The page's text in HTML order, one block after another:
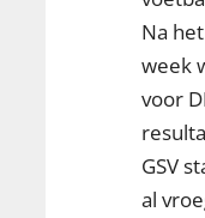
Na
week
voor
GSV
al